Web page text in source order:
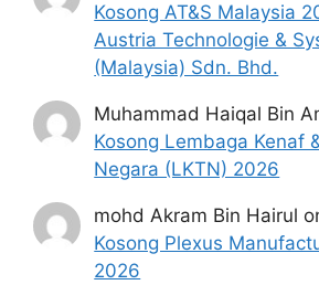
yang terkini bagi memudahkan
ramai. Sekiranya anda
persoalan atau pertanyaan
STR, anda boleh rujuk pihak
bawah :
Hotline STR HASiL : 1-800-88-
Hotline STR MOF : 03-8882
4566
E-mel :str@mof.gov.my
Kosong AT&S Malaysia
Austria Technologie &
(Malaysia) Sdn. Bhd.
Muhammad Haiqal Bin
Kosong Lembaga Kenaf
Negara (LKTN) 2026
mohd Akram Bin Hairul
Kosong Plexus
2026